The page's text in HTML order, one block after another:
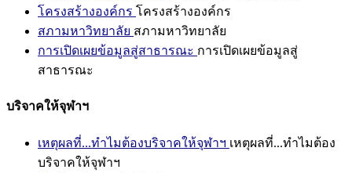
โครงสร้างองค์กร โครงสร้างองค์กร
สภามหาวิทยาลัย สภามหาวิทยาลัย
การเปิดเผยข้อมูลสู่สาธารณะ การเปิดเผยข้อมูลสู่
สาธารณะ
บริจาคให้จุฬาฯ
เหตุผลที่...ทำไมต้องบริจาคให้จุฬาฯ เหตุผลที่...ทำไมต้อง
บริจาคให้จุฬาฯ